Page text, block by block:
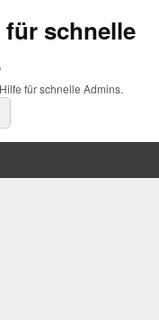
schnelle
für schnelle Admins.